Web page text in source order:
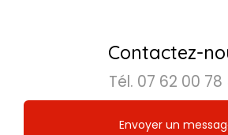
Contactez-
Tél. 07 62 00 78
Envoyer un